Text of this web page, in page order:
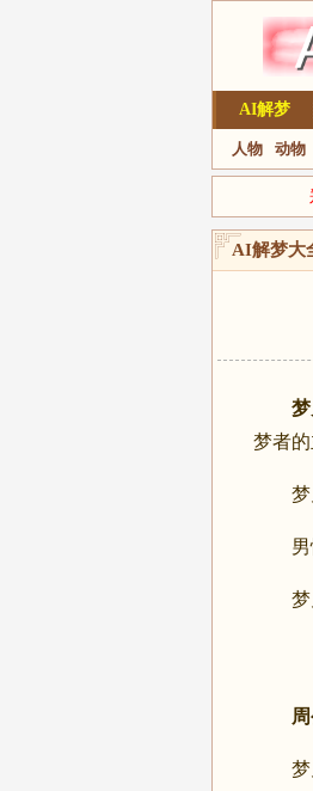
AI解梦
人物 动物
AI解梦大
梦者
梦见
男性
梦见
梦见